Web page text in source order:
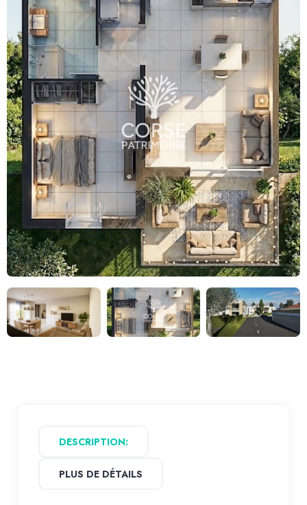
DESCRIPTION:
PLUS DE DÉTAILS